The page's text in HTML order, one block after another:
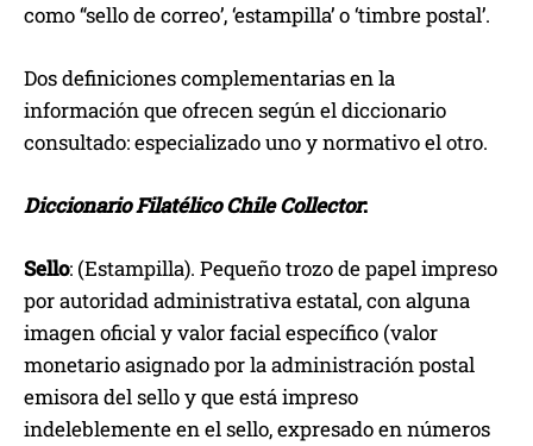
como “sello de correo’, ‘estampilla’ o ‘timbre postal’.
Dos definiciones complementarias en la
información que ofrecen según el diccionario
consultado: especializado uno y normativo el otro.
Diccionario Filatélico Chile Collector:
Sello: (Estampilla). Pequeño trozo de papel impreso
por autoridad administrativa estatal, con alguna
imagen oficial y valor facial específico (valor
monetario asignado por la administración postal
emisora del sello y que está impreso
indeleblemente en el sello, expresado en números